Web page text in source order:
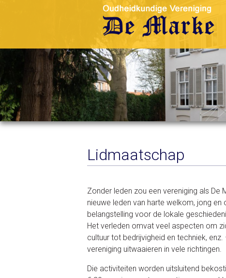
Lidmaatschap
Zonder leden zou een vereniging als De
nieuwe leden van harte welkom, jong en
belangstelling voor de lokale
Het verleden omvat veel aspecten om
cultuur tot bedrijvigheid en techniek,
vereniging uitwaaieren in vele richtingen.
Die activiteiten worden uitsluitend